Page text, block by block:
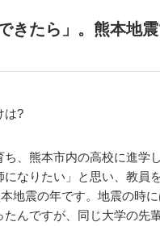
きたら」。熊本地
は?
ち、熊本市内の高校に進学
なりたい」と思い、教員
地震の年です。地震の時
んですが、同じ大学の先